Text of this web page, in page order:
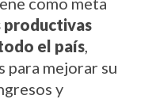
productivas
el país
para mejorar su
y